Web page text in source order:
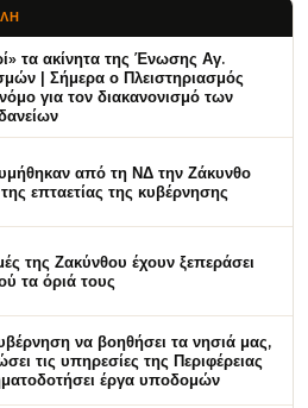
τα ακίνητα της Ένωσης Αγ.
| Σήμερα ο Πλειστηριασμός
για τον διακανονισμό των
από τη ΝΔ την Ζάκυνθο
επταετίας της κυβέρνησης
της Ζακύνθου έχουν ξεπεράσει
τα όριά τους
να βοηθήσει τα νησιά μας,
τις υπηρεσίες της Περιφέρειας
έργα υποδομών